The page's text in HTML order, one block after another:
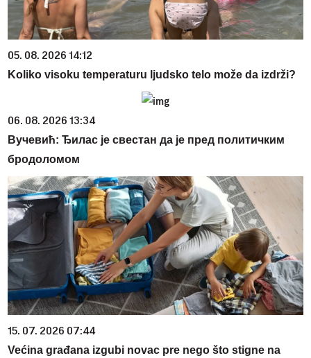
05. 08. 2026 14:12
Koliko visoku temperaturu ljudsko telo može da izdrži?
06. 08. 2026 13:34
Вучевић: Ђилас је свестан да је пред политичким
бродоломом
15. 07. 2026 07:44
Većina građana izgubi novac pre nego što stigne na